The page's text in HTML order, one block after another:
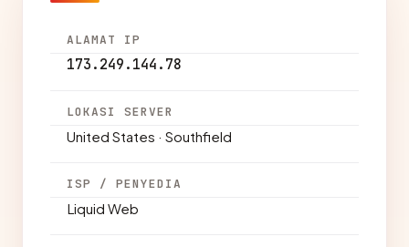
ALAMAT IP
173.249.144.78
LOKASI SERVER
United States · Southfield
ISP / PENYEDIA
Liquid Web